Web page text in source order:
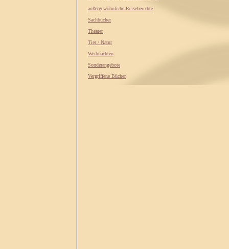
außergewöhnliche Reiseberichte
Sachbücher
Theater
Tier / Natur
Weihnachten
Sonderangebote
Vergriffene Bücher